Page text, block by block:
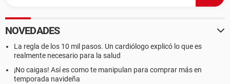
NOVEDADES
La regla de los 10 mil pasos. Un cardiólogo explicó lo que es
realmente necesario para la salud
¡No caigas! Así es como te manipulan para comprar más en
temporada navideña